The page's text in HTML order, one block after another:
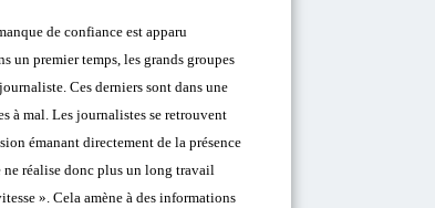
de confiance est apparu
un premier temps, les grands groupes
Ces derniers sont dans une
à mal. Les journalistes se retrouvent
émanant directement de la présence
réalise donc plus un long travail
». Cela amène à des informations